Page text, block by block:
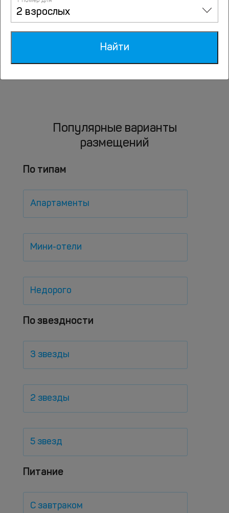
Популярные варианты
размещений
По типам
Апартаменты
Мини-отели
Недорого
По звездности
3 звезды
2 звезды
5 звезд
Питание
С завтраком
2 взрослых
Найти